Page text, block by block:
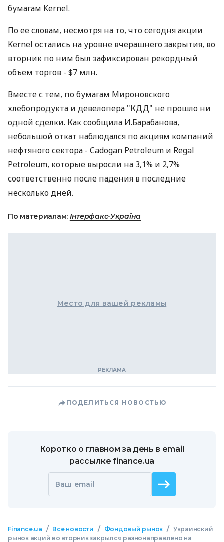
бумагам Kernel.
По ее словам, несмотря на то, что сегодня акции
Kernel остались на уровне вчерашнего закрытия, во
вторник по ним был зафиксирован рекордный
объем торгов - $7 млн.
Вместе с тем, по бумагам Мироновского
хлебопродукта и девелопера "КДД" не прошло ни
одной сделки. Как сообщила И.Барабанова,
небольшой откат наблюдался по акциям компаний
нефтяного сектора - Cadogan Petroleum и Regal
Petroleum, которые выросли на 3,1% и 2,7%
соответственно после падения в последние
несколько дней.
По материалам: Інтерфакс-Україна
Место для вашей рекламы
ПОДЕЛИТЬСЯ НОВОСТЬЮ
Коротко о главном за день в email
рассылке finance.ua
Ваш email
Finance.ua / Все новости / Фондовый рынок / Украинский
рынок акций во вторник закрылся разнонаправлено на